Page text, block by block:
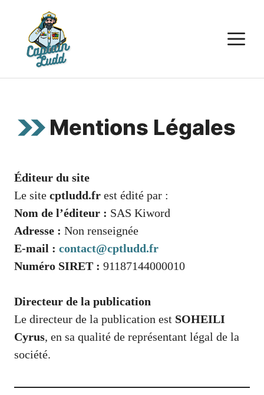
contenu
Mentions Légales
Éditeur du site
Le site cptludd.fr est édité par :
Nom de l’éditeur : SAS Kiword
Adresse : Non renseignée
E-mail : contact@cptludd.fr
Numéro SIRET : 91187144000010
Directeur de la publication
Le directeur de la publication est SOHEILI
Cyrus, en sa qualité de représentant légal de la
société.